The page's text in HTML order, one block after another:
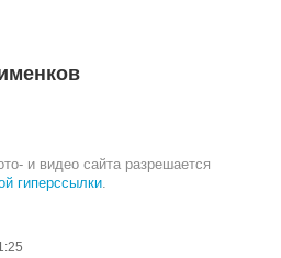
и видео сайта разрешается
гиперссылки.